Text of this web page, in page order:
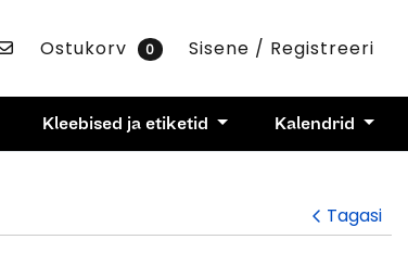
Võta ühendust
Ostukorv 0 Sisene / Registreeri
Kleebised ja etiketid Kalendrid
Tagasi